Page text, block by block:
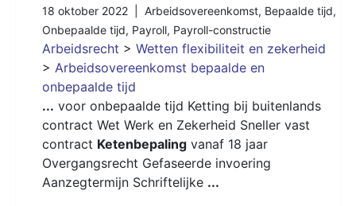
18 oktober 2022 | Arbeidsovereenkomst, Bepaalde tijd,
Onbepaalde tijd, Payroll, Payroll-constructie
Arbeidsrecht > Wetten flexibiliteit en zekerheid
> Arbeidsovereenkomst bepaalde en
onbepaalde tijd
... voor onbepaalde tijd Ketting bij buitenlands
contract Wet Werk en Zekerheid Sneller vast
contract Ketenbepaling vanaf 18 jaar
Overgangsrecht Gefaseerde invoering
Aanzegtermijn Schriftelijke ...